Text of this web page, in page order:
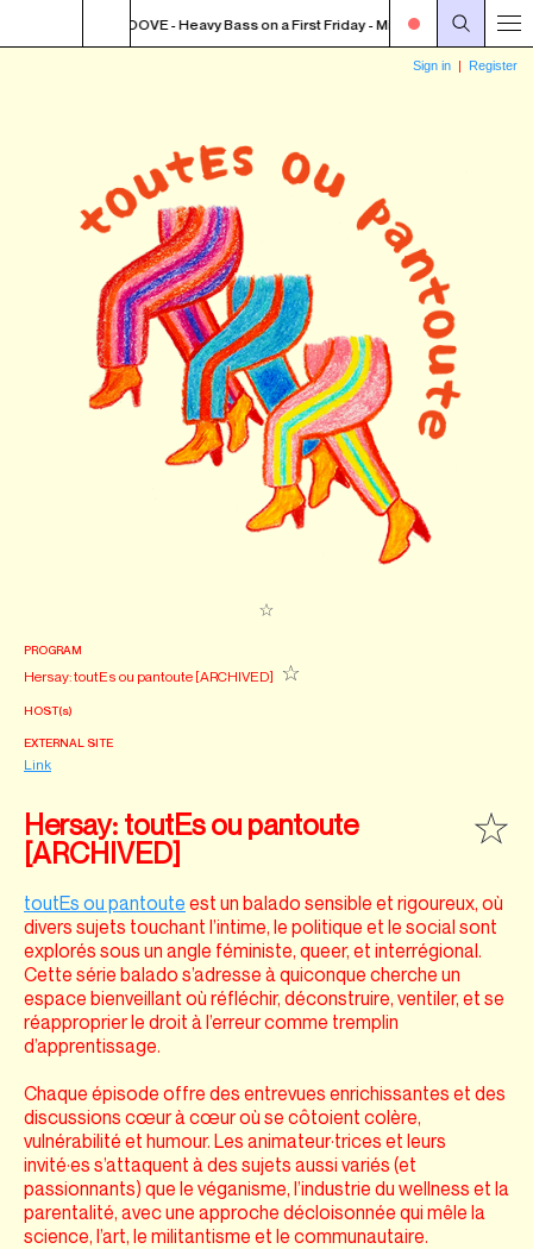
WEEKEND GROOVE - Heavy Bass on a First Friday - Missy Elliot ft Da Brat -
PROGRAM
Hersay: toutEs ou pantoute [ARCHIVED]
HOST(s)
EXTERNAL SITE
Link
Hersay: toutEs ou pantoute
[ARCHIVED]
toutEs ou pantoute est un balado sensible et rigoureux, où
divers sujets touchant l’intime, le politique et le social sont
explorés sous un angle féministe, queer, et interrégional.
Cette série balado s’adresse à quiconque cherche un
espace bienveillant où réfléchir, déconstruire, ventiler, et se
réapproprier le droit à l’erreur comme tremplin
d’apprentissage.
Chaque épisode offre des entrevues enrichissantes et des
discussions cœur à cœur où se côtoient colère,
vulnérabilité et humour. Les animateur·trices et leurs
invité·es s’attaquent à des sujets aussi variés (et
passionnants) que le véganisme, l’industrie du wellness et la
parentalité, avec une approche décloisonnée qui mêle la
science, l’art, le militantisme et le communautaire.